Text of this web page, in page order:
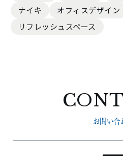
ナイキ
オフィスデザイン
リフレッシュスペース
お問い